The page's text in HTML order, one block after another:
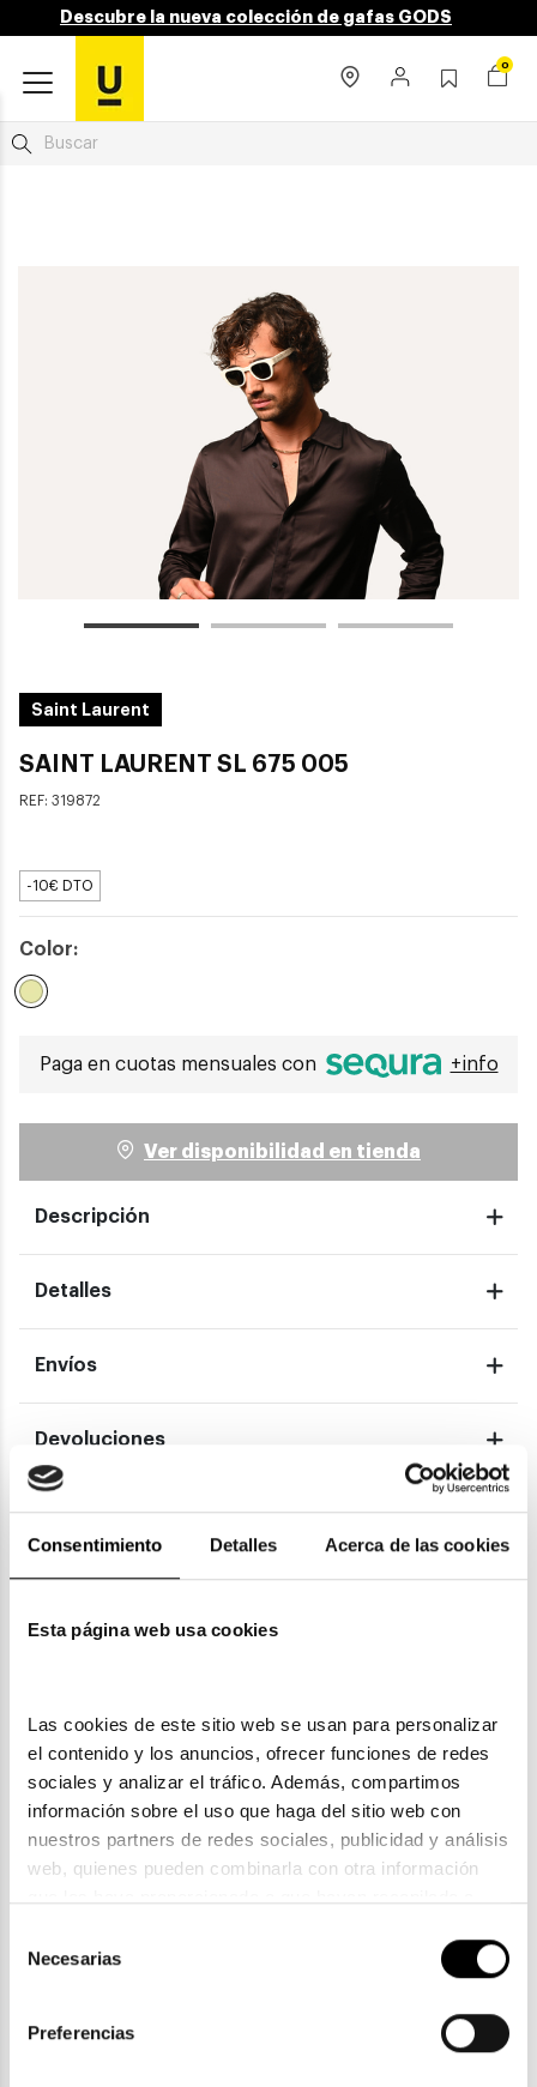
Consentimiento Detalles Acerca de las cookies
Esta página web usa cookies
Las cookies de este sitio web se usan para personalizar
el contenido y los anuncios, ofrecer funciones de redes
sociales y analizar el tráfico. Además, compartimos
información sobre el uso que haga del sitio web con
nuestros partners de redes sociales, publicidad y análisis
web, quienes pueden combinarla con otra información
la política de privacidad en el siguiente
. Consulta
Necesarias
Preferencias
Descubre la nueva colección de gafas GODS
0
Saint Laurent
SAINT LAURENT SL 675 005
REF: 319872
-10€ DTO
Color:
Paga en cuotas mensuales con +info
Ver disponibilidad en tienda
Descripción
Detalles
Envíos
Devoluciones
Garantías
También te puede gustar
285,45€ 275,45€